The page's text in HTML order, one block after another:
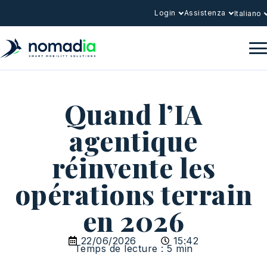
Login Assistenza Italiano
Quand l’IA
agentique
réinvente les
opérations terrain
en 2026
22/06/2026 15:42
Temps de lecture : 5 min